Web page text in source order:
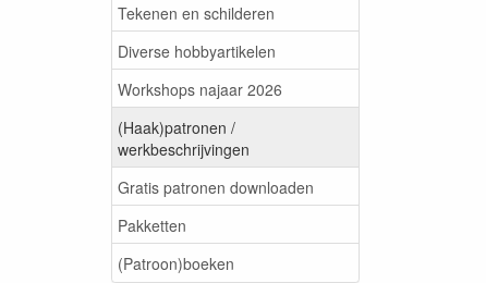
Tekenen en schilderen
Diverse hobbyartikelen
Workshops najaar 2026
(Haak)patronen /
werkbeschrijvingen
Gratis patronen downloaden
Pakketten
(Patroon)boeken